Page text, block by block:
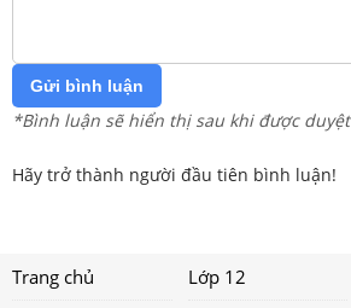
Gửi bình luận
*Bình luận sẽ hiển thị sau khi được duyệt
Hãy trở thành người đầu tiên bình luận!
Trang chủ Lớp 12